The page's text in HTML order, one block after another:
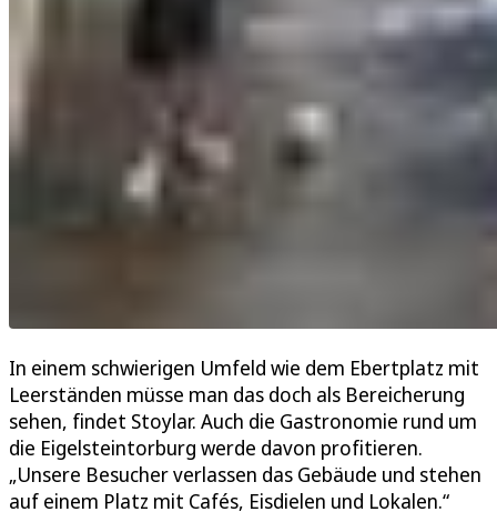
In einem schwierigen Umfeld wie dem Ebertplatz mit
Leerständen müsse man das doch als Bereicherung
sehen, findet Stoylar. Auch die Gastronomie rund um
die Eigelsteintorburg werde davon profitieren.
„Unsere Besucher verlassen das Gebäude und stehen
auf einem Platz mit Cafés, Eisdielen und Lokalen.“